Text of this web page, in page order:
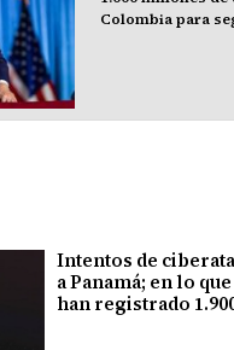
Colombia para
Intentos de
a Panamá; en lo
han registrado